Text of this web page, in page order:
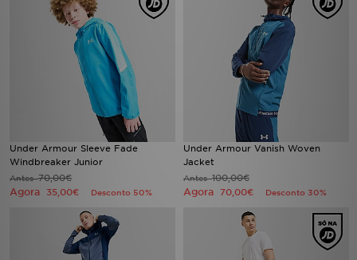
Under Armour Sleeve Fade
Windbreaker Junior
Antes70,00€
Agora 35,00€ Desconto 50%
Under Armour Vanish Woven
Jacket
Antes100,00€
Agora 70,00€ Desconto 30%